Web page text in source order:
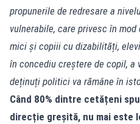
propunerile de redresare a
vulnerabile, care privesc în
mici și copiii cu dizabilități,
în concediu creștere de copil,
deținuți politici va rămâne în
Când 80% dintre cetățeni
direcție greșită, nu mai este